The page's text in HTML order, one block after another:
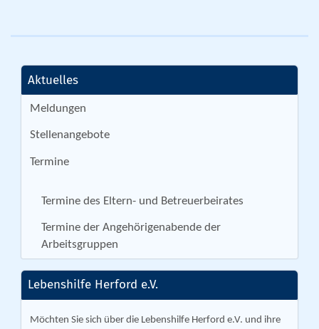
Aktuelles
Meldungen
Stellenangebote
Termine
Termine des Eltern- und Betreuerbeirates
Termine der Angehörigenabende der
Arbeitsgruppen
Lebenshilfe Herford e.V.
Möchten Sie sich über die Lebenshilfe Herford e.V. und ihre